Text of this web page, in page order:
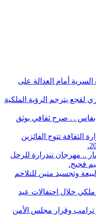
أمام العدالة على
لقجع يترجم الرؤية الملكية
بفاس . . صرح ثقافي يوثق
الثقافة تتوج الفائزين
.. مهرجان تندرارة للرحل
فجيج.
وتجسيد متين للتلاحم
خلال احتفالات عيد
ترامب وقرار مجلس الأمن